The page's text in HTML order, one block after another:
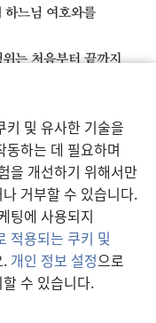
키 및 유사한 기술을
하는 데 필요하며
을 개선하기 위해서만
거부할 수 있습니다.
팅에 사용되지
적용되는 쿠키 및
. 개인 정보 설정으로
수 있습니다.
하느님 여호와를
는 처음부터 끝까지
시 곧 예루살렘에 장사
는 않았다. ㅈ 그의 아들
다음